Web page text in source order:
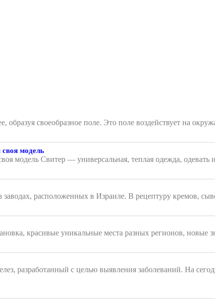
образуя своеобразное поле. Это поле воздействует на
модель
модель Свитер — универсальная, теплая одежда, одевать
заводах, расположенных в Израиле. В рецептуру кремов,
красивые уникальные места разных регионов, новые
разработанный с целью выявления заболеваний. На